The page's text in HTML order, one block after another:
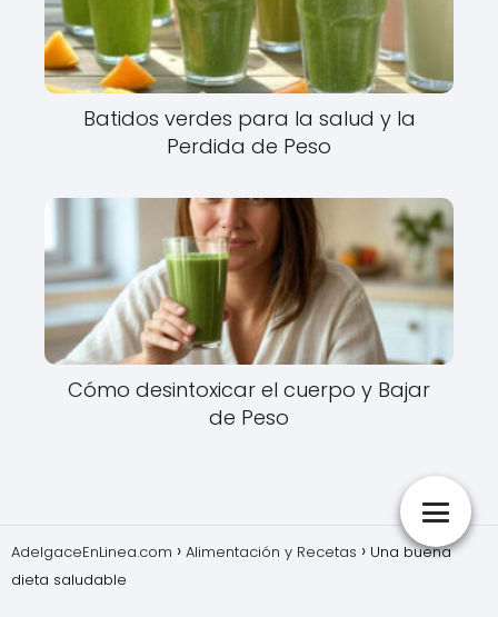
Batidos verdes para la salud y la
Perdida de Peso
Cómo desintoxicar el cuerpo y Bajar
de Peso
AdelgaceEnLinea.com Alimentación y Recetas
Una buena
dieta saludable